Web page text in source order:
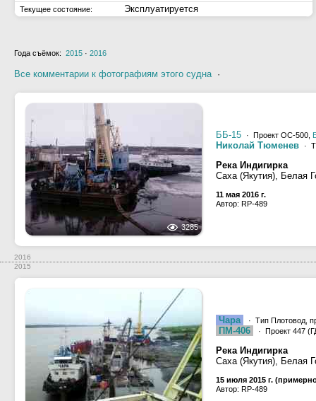
Текущее состояние: Эксплуатируется
Года съёмок: 2015 · 2016
Все комментарии к фотографиям этого судна·
3285
ББ-15 · Проект ОС-500,
Николай Тюменев ·
Река Индигирка
Саха (Якутия), Белая
11 мая 2016 г.
Автор: RP-489
2016
2015
Чара · Тип Плотовод,
ПМ-406 · Проект 447
Река Индигирка
Саха (Якутия), Белая
15 июля 2015 г.
Автор: RP-489